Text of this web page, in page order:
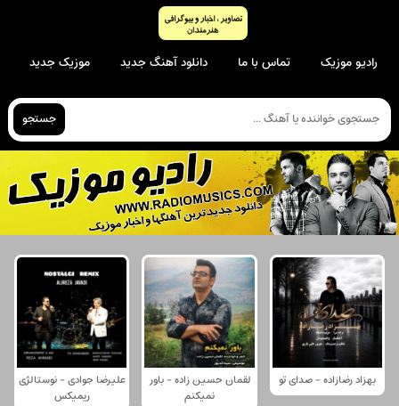
رادیو موزیک تماس با ما دانلود آهنگ جدید موزیک جدید
جستجو
بهزاد رضازاده - صدای تو
لقمان حسین زاده - باور
نمیکنم
علیرضا جوادی - نوستالژی
ریمیکس